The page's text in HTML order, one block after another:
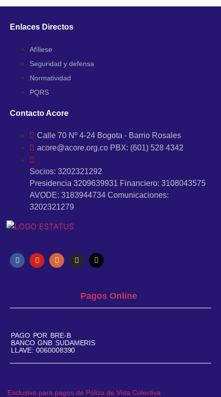
Enlaces Directos
Afíliese
Seguridad y defensa
Normatividad
PQRS
Contacto Acore
Calle 70 Nº 4-24 Bogota - Barrio Rosales
acore@acore.org.co PBX: (601) 528 4342
Socios: 3202321292
Presidencia 3209639931 Financiero: 3108043575
AVODE: 3183944734 Comunicaciones:
3202321279
Pagos Online
PAGO POR BRE-B
BANCO GNB SUDAMERIS
LLAVE: 0060008390
Exclusivo para pagos de Póliza de Vida Colectiva